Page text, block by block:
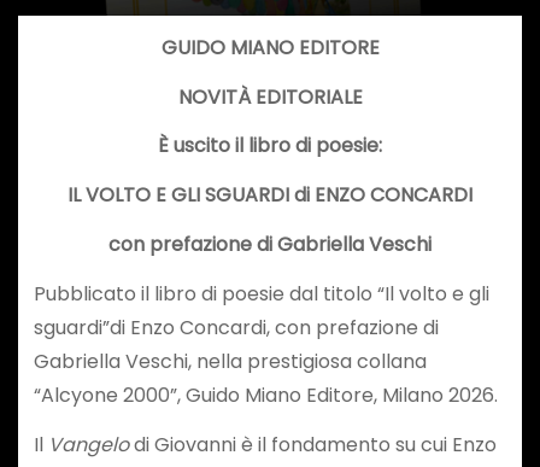
GUIDO MIANO EDITORE
NOVITÀ EDITORIALE
È uscito il libro di poesie:
IL VOLTO E GLI SGUARDIdi ENZO CONCARDI
con prefazione di Gabriella Veschi
Pubblicato il libro di poesie dal titolo “Il volto e gli
sguardi”di Enzo Concardi, con prefazione di
Gabriella Veschi, nella prestigiosa collana
“Alcyone 2000”, Guido Miano Editore, Milano 2026.
Il Vangelodi Giovanni è il fondamento su cui Enzo